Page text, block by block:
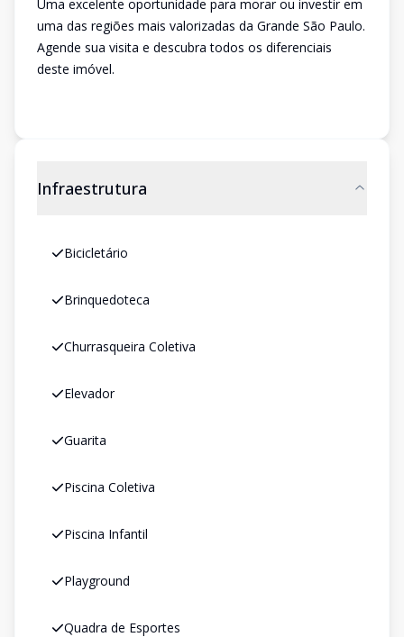
Uma excelente oportunidade para morar ou investir em
uma das regiões mais valorizadas da Grande São Paulo.
Agende sua visita e descubra todos os diferenciais
deste imóvel.
Infraestrutura
Bicicletário
Brinquedoteca
Churrasqueira Coletiva
Elevador
Guarita
Piscina Coletiva
Piscina Infantil
Playground
Quadra de Esportes